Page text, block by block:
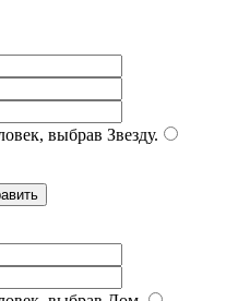
выбрав Звезду.